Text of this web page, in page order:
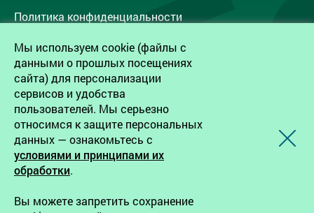
Политика конфиденциальности
Согласие работников на обработку
персональных данных
Записаться на прием
Создание сайта — Webportnoy
любое иное использование информации и объектов
Мы используем cookie (файлы с
данными о прошлых посещениях
сайта) для персонализации
сервисов и удобства
пользователей. Мы серьезно
относимся к защите персональных
данных — ознакомьтесь с
условиями и принципами их
обработки.
Вы можете запретить сохранение